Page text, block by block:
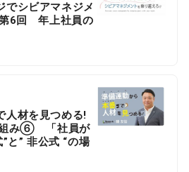
でシビアマネジメ
6回 年上社員の
人材を見つめる!
み⑥ 「社員が
と” 非公式 “の場